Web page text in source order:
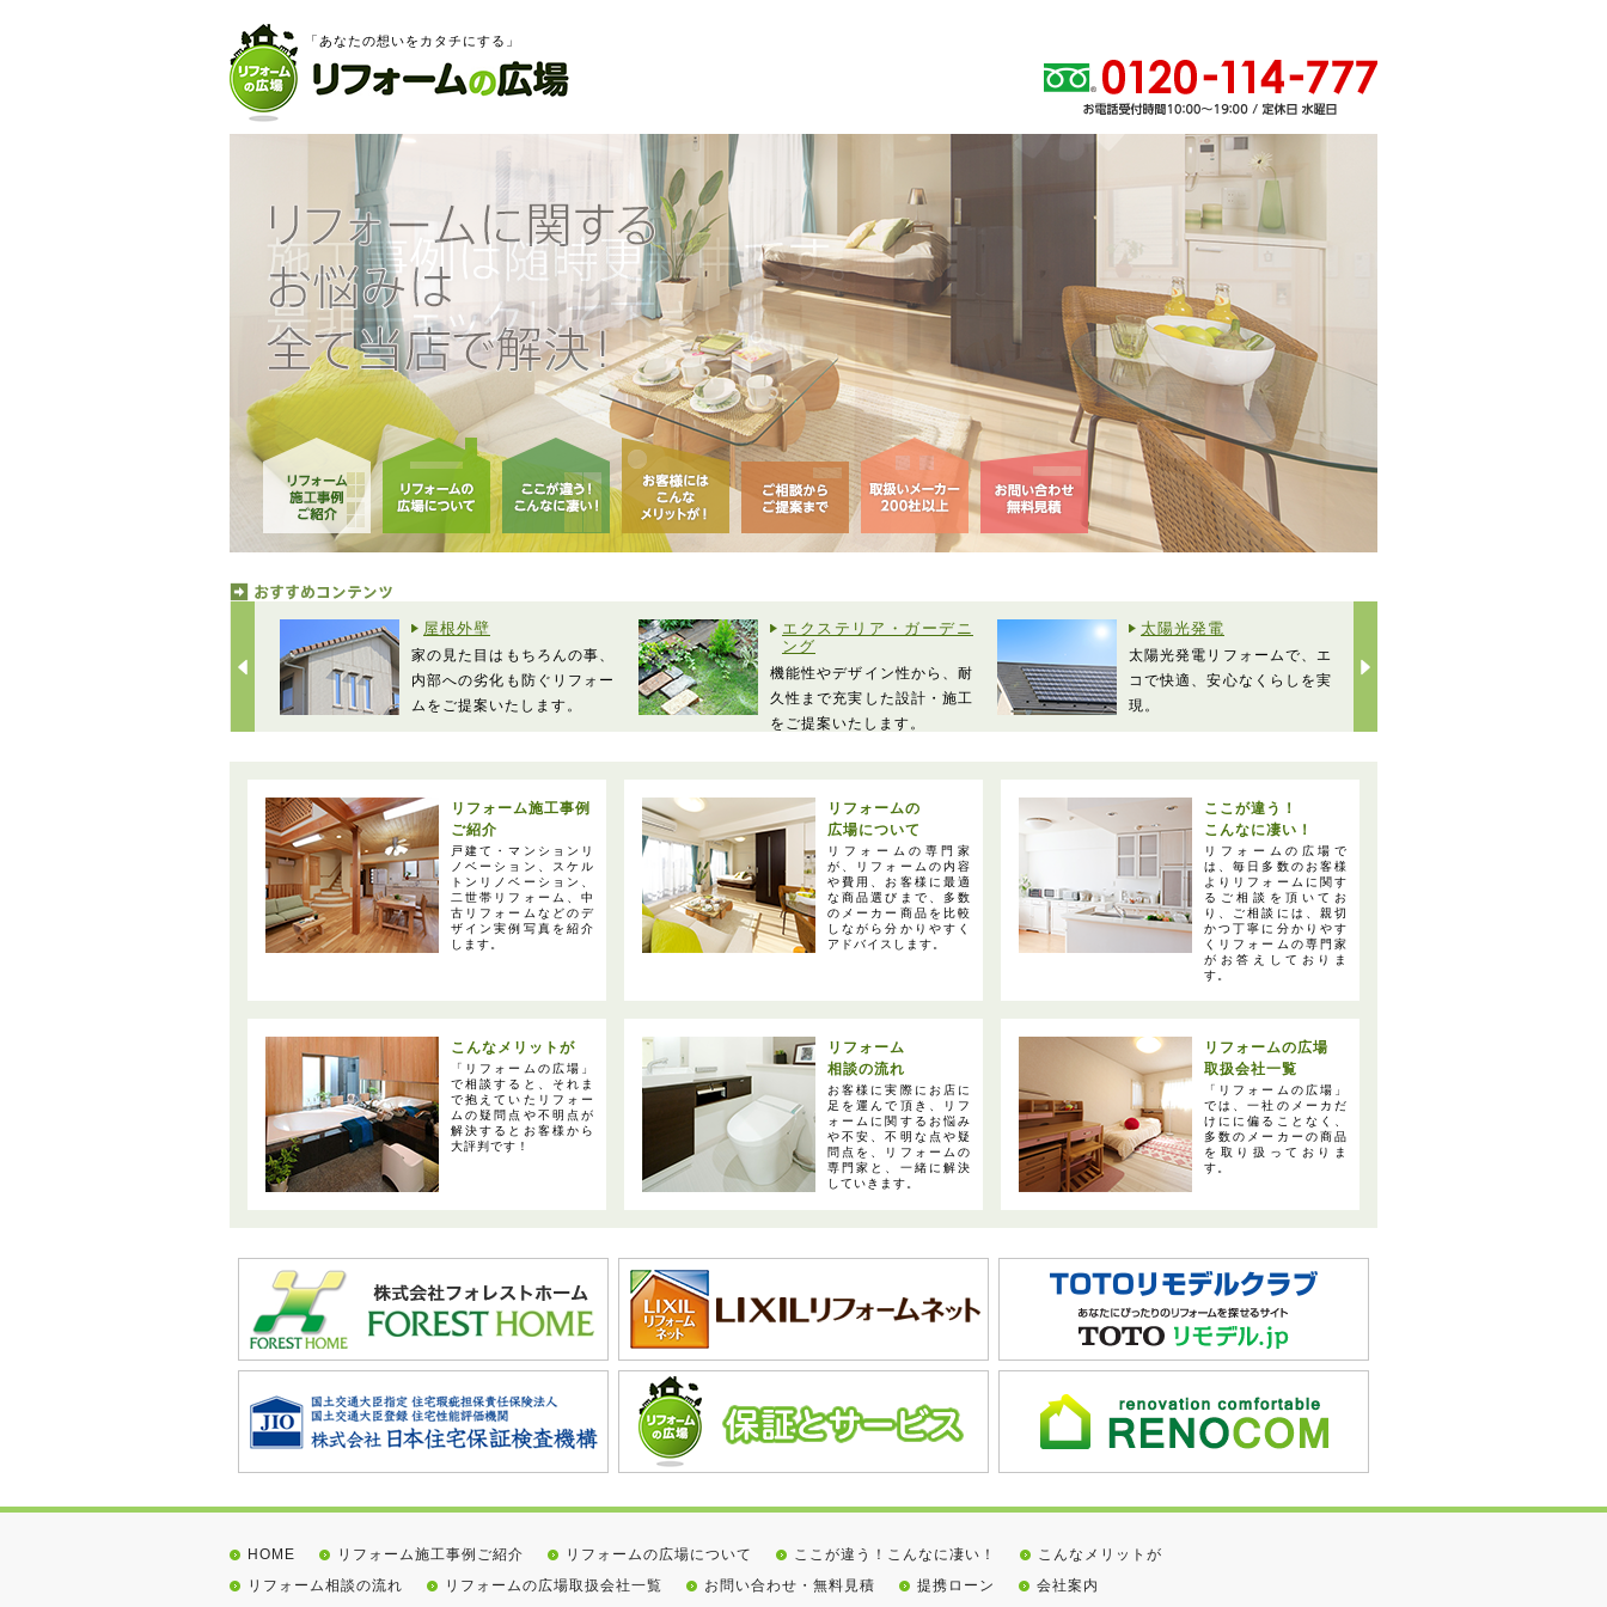
「あなたの想いをカタチにする」
屋根外壁
家の見た目はもちろんの事、
内部への劣化も防ぐリフォー
ムをご提案いたします。
エクステリア・ガーデニ
ング
機能性やデザイン性から、耐
久性まで充実した設計・施工
をご提案いたします。
太陽光発電
太陽光発電リフォームで、エ
コで快適、安心なくらしを実
現。
リフォーム施工事例
ご紹介
戸建て・マンションリ
ノベーション、スケル
トンリノベーション、
二世帯リフォーム、中
古リフォームなどのデ
ザイン実例写真を紹介
します。
リフォームの
広場について
リフォームの専門家
が、リフォームの内容
や費用、お客様に最適
な商品選びまで、多数
のメーカー商品を比較
しながら分かりやすく
アドバイスします。
ここが違う！
こんなに凄い！
リフォームの広場で
は、毎日多数のお客様
よりリフォームに関す
るご相談を頂いてお
り、ご相談には、親切
かつ丁寧に分かりやす
くリフォームの専門家
がお答えしておりま
す。
こんなメリットが
「リフォームの広場」
で相談すると、それま
で抱えていたリフォー
ムの疑問点や不明点が
解決するとお客様から
大評判です！
リフォーム
相談の流れ
お客様に実際にお店に
足を運んで頂き、リフ
ォームに関するお悩み
や不安、不明な点や疑
問点を、リフォームの
専門家と、一緒に解決
していきます。
リフォームの広場
取扱会社一覧
「リフォームの広場」
では、一社のメーカだ
けにに偏ることなく、
多数のメーカーの商品
を取り扱っておりま
す。
HOME リフォーム施工事例ご紹介 リフォームの広場について ここが違う！こんなに凄い！
こんなメリットが
リフォーム相談の流れ
リフォームの広場取扱会社一覧 お問い合わせ・無料見積 提携ローン 会社案内